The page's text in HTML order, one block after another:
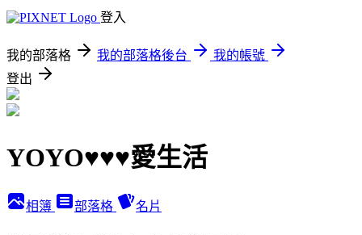
登入
我的部落格 我的部落格後台
我的帳號
登出
YOYO♥♥♥愛生活
相簿 部落格 名片